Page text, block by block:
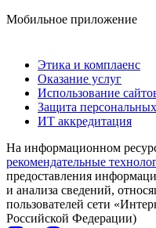
Мобильное приложение
Этика и комплаенс
Оказание услуг
Использование
Защита
ИТ аккредитация
На информационном
рекомендательные
предоставления
и анализа сведений,
пользователей сети
Российской Федерации)